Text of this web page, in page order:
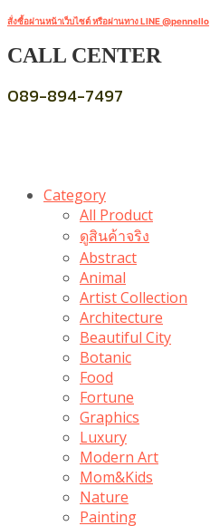
สั่งซื้อผ่านหน้าเว็บไซต์ หรือผ่านทาง LINE @pennello
CALL CENTER
089-894-7497
Category
All Product
ดูสินค้าจริง
Abstract
Animal
Artist Collection
Architecture
Beautiful City
Botanic
Food
Fortune
Graphics
Luxury
Modern Art
Mom&Kids
Nature
Painting